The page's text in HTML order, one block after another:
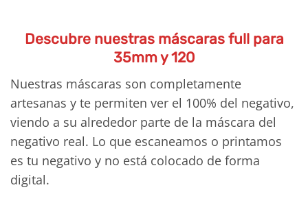
Descubre nuestras máscaras full para
35mm y 120
Nuestras máscaras son completamente
artesanas y te permiten ver el 100% del negativo,
viendo a su alrededor parte de la máscara del
negativo real. Lo que escaneamos o printamos
es tu negativo y no está colocado de forma
digital.